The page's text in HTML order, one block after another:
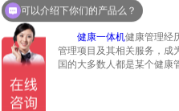
健康一体机健康管理经
管理项目及其相关服务，成
国的大多数人都是某个健康
可以介绍下你们的产品么？